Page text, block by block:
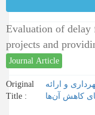
Evaluation of delay
projects and
Journal Article
Original
Title :
و ارائه
کاهش آن‌ها